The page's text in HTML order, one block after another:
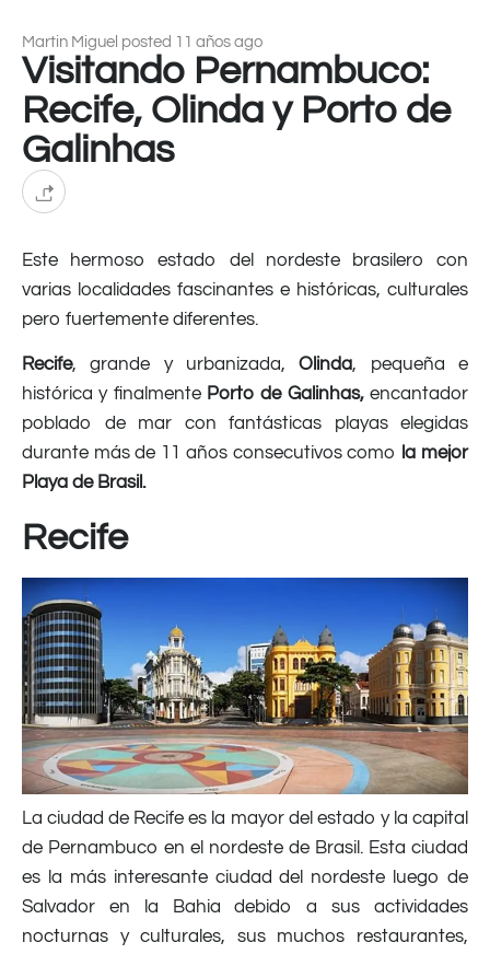
Martin Miguel posted 11 años ago
Visitando Pernambuco:
Recife, Olinda y Porto de
Galinhas
Este hermoso estado del nordeste brasilero con
varias localidades fascinantes e históricas, culturales
pero fuertemente diferentes.
Recife, grande y urbanizada, Olinda, pequeña e
histórica y finalmente Porto de Galinhas, encantador
poblado de mar con fantásticas playas elegidas
durante más de 11 años consecutivos como la mejor
Playa de Brasil.
Recife
La ciudad de Recife es la mayor del estado y la capital
de Pernambuco en el nordeste de Brasil. Esta ciudad
es la más interesante ciudad del nordeste luego de
Salvador en la Bahia debido a sus actividades
nocturnas y culturales, sus muchos restaurantes,